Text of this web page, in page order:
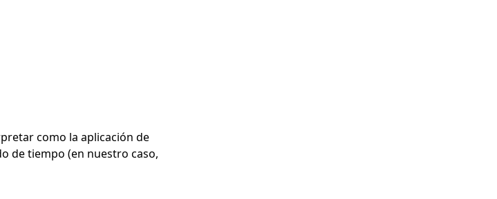
como la aplicación de
de tiempo (en nuestro caso,